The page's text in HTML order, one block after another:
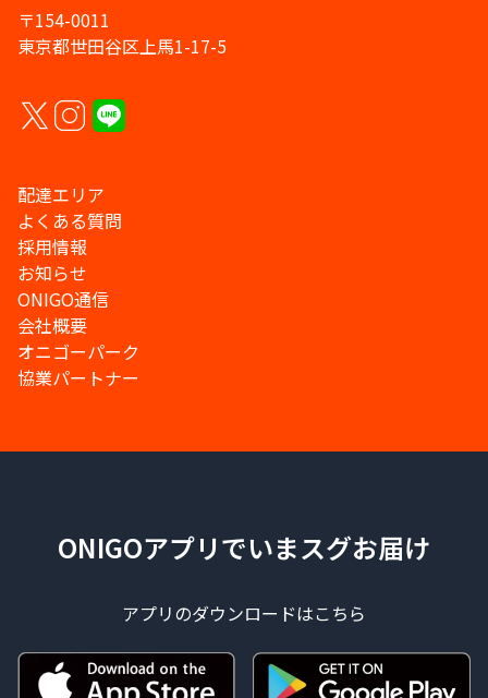
〒154-0011
東京都世田谷区上馬1-17-5
配達エリア
よくある質問
採用情報
お知らせ
ONIGO通信
会社概要
オニゴーパーク
協業パートナー
ONIGOアプリでいまスグお届け
アプリのダウンロードはこちら